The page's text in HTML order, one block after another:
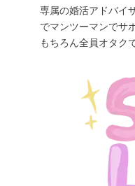
専属の婚活アドバイ
でマンツーマンでサ
もちろん全員オタク